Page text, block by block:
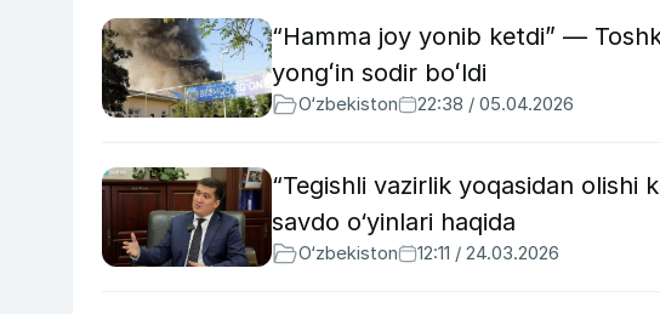
“Hamma joy yonib ketdi” —
yongʻin sodir boʻldi
O‘zbekiston 22:38 / 05.04.2026
“Tegishli vazirlik yoqasidan olishi
savdo o‘yinlari haqida
O‘zbekiston 12:11 / 24.03.2026